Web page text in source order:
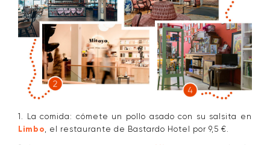
1. La comida: cómete un pollo asado con su salsita en
Limbo , el restaurante de Bastardo Hotel por 9,5 €.